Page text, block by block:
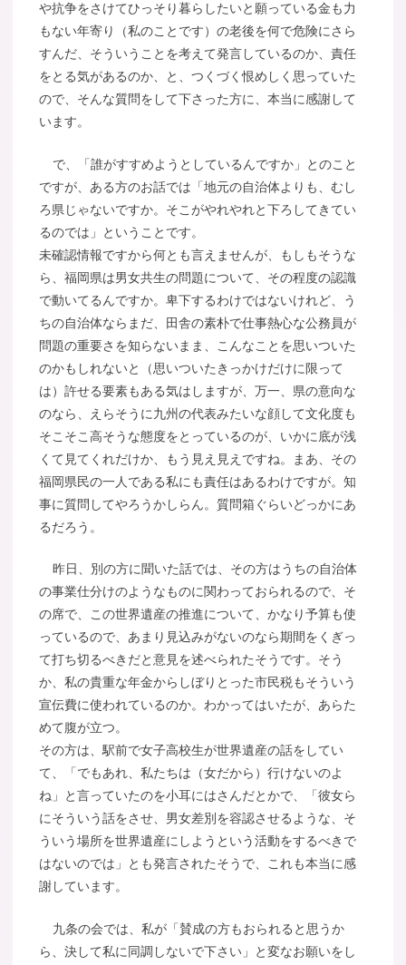
や抗争をさけてひっそり暮らしたいと願っている金も力
もない年寄り（私のことです）の老後を何で危険にさら
すんだ、そういうことを考えて発言しているのか、責任
をとる気があるのか、と、つくづく恨めしく思っていた
ので、そんな質問をして下さった方に、本当に感謝して
います。
で、「誰がすすめようとしているんですか」とのこと
ですが、ある方のお話では「地元の自治体よりも、むし
ろ県じゃないですか。そこがやれやれと下ろしてきてい
るのでは」ということです。
未確認情報ですから何とも言えませんが、もしもそうな
ら、福岡県は男女共生の問題について、その程度の認識
で動いてるんですか。卑下するわけではないけれど、う
ちの自治体ならまだ、田舎の素朴で仕事熱心な公務員が
問題の重要さを知らないまま、こんなことを思いついた
のかもしれないと（思いついたきっかけだけに限って
は）許せる要素もある気はしますが、万一、県の意向な
のなら、えらそうに九州の代表みたいな顔して文化度も
そこそこ高そうな態度をとっているのが、いかに底が浅
くて見てくれだけか、もう見え見えですね。まあ、その
福岡県民の一人である私にも責任はあるわけですが。知
事に質問してやろうかしらん。質問箱ぐらいどっかにあ
るだろう。
昨日、別の方に聞いた話では、その方はうちの自治体
の事業仕分けのようなものに関わっておられるので、そ
の席で、この世界遺産の推進について、かなり予算も使
っているので、あまり見込みがないのなら期間をくぎっ
て打ち切るべきだと意見を述べられたそうです。そう
か、私の貴重な年金からしぼりとった市民税もそういう
宣伝費に使われているのか。わかってはいたが、あらた
めて腹が立つ。
その方は、駅前で女子高校生が世界遺産の話をしてい
て、「でもあれ、私たちは（女だから）行けないのよ
ね」と言っていたのを小耳にはさんだとかで、「彼女ら
にそういう話をさせ、男女差別を容認させるような、そ
ういう場所を世界遺産にしようという活動をするべきで
はないのでは」とも発言されたそうで、これも本当に感
謝しています。
九条の会では、私が「賛成の方もおられると思うか
ら、決して私に同調しないで下さい」と変なお願いをし